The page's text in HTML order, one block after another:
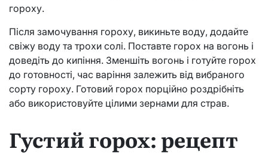
гороху.
Після замочування гороху, викиньте воду, додайте
свіжу воду та трохи солі. Поставте горох на вогонь і
доведіть до кипіння. Зменшіть вогонь і готуйте горох
до готовності, час варіння залежить від вибраного
сорту гороху. Готовий горох порційно роздрібніть
або використовуйте цілими зернами для страв.
Густий горох: рецепт